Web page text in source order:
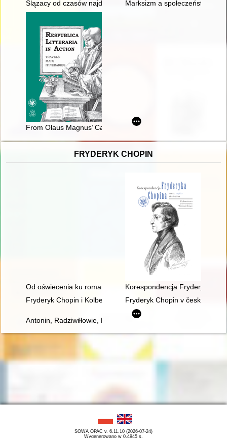
Ślązacy od czasów najdawniejszych do współczesności. 6,
Marksizm a społeczeństwo
From Olaus Magnus’ Carta Marina (Venice, 1539) to the
FRYDERYK CHOPIN
Od oświecenia ku romantyzmowi i dalej... Autorzy, dzieła,
Korespondencja Fryderyka
Fryderyk Chopin i Kolbergowie. Wspomnienia i inspiracje
Fryderyk Chopin v české
Antonin, Radziwiłłowie, Fryderyk Chopin [1810-1849]
SOWA OPAC v. 6.11.10 (2026-07-24)
Wygenerowano w 0,4945 s.